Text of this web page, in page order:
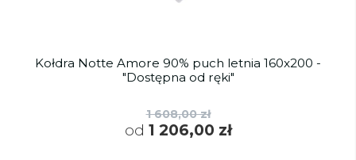
Kołdra Notte Amore 90% puch letnia 160x200 -
"Dostępna od ręki"
1 608,00 zł
od 1 206,00 zł